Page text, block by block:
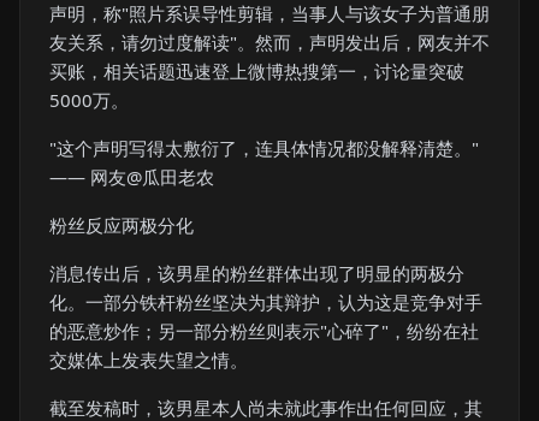
声明，称"照片系误导性剪辑，当事人与该女子为普通朋
友关系，请勿过度解读"。然而，声明发出后，网友并不
买账，相关话题迅速登上微博热搜第一，讨论量突破
5000万。
"这个声明写得太敷衍了，连具体情况都没解释清楚。"
—— 网友@瓜田老农
粉丝反应两极分化
消息传出后，该男星的粉丝群体出现了明显的两极分
化。一部分铁杆粉丝坚决为其辩护，认为这是竞争对手
的恶意炒作；另一部分粉丝则表示"心碎了"，纷纷在社
交媒体上发表失望之情。
截至发稿时，该男星本人尚未就此事作出任何回应，其